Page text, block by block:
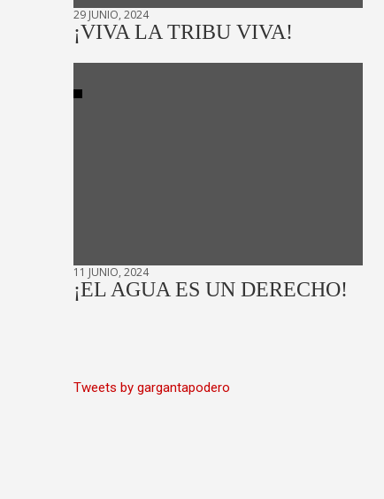
29 JUNIO, 2024
¡VIVA LA TRIBU VIVA!
11 JUNIO, 2024
¡EL AGUA ES UN DERECHO!
Tweets by gargantapodero